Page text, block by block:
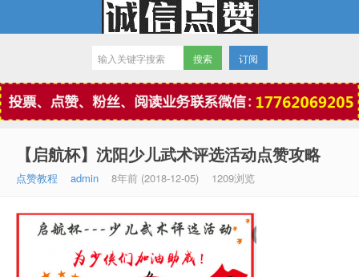
微信点赞
订阅
【启航杯】沈阳少儿武术评选活动点赞攻略
点赞教程 admin 8年前 (2018-12-05) 1209浏览